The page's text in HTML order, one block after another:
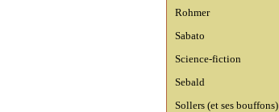
Rohmer
Sabato
Science-fiction
Sebald
Sollers (et ses bouffons)